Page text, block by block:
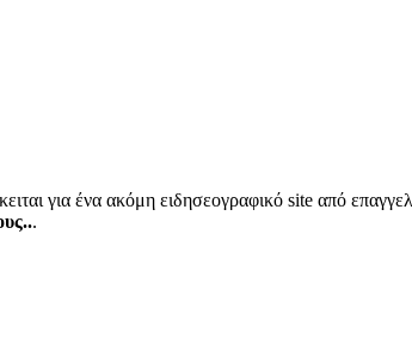
για ένα ακόμη ειδησεογραφικό site από
.